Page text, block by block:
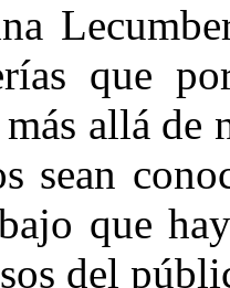
que
allá de
sean
que
del